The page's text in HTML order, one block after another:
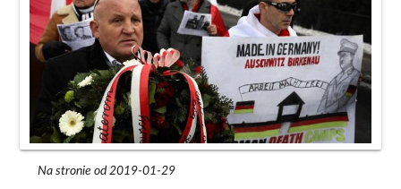
Na stronie od 2019-01-29